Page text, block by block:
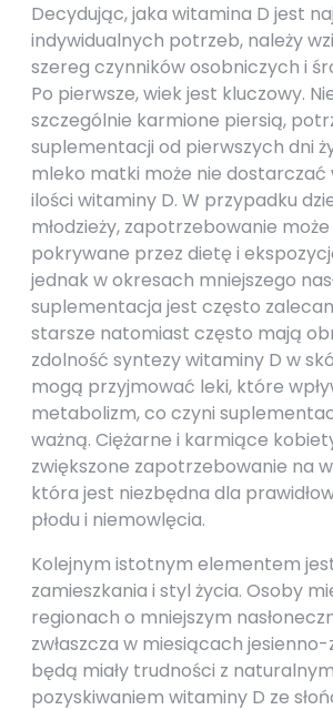
Decydując, jaka witamina D jest
indywidualnych potrzeb, należy
szereg czynników osobniczych i
Po pierwsze, wiek jest kluczowy.
szczególnie karmione piersią,
suplementacji od pierwszych dni
mleko matki może nie
ilości witaminy D. W przypadku
młodzieży, zapotrzebowanie
pokrywane przez dietę i
jednak w okresach mniejszego
suplementacja jest często
starsze natomiast często mają
zdolność syntezy witaminy D w
mogą przyjmować leki, które
metabolizm, co czyni
ważną. Ciężarne i karmiące
zwiększone zapotrzebowanie na
która jest niezbędna dla
płodu i niemowlęcia.
Kolejnym istotnym elementem
zamieszkania i styl życia. Osoby
regionach o mniejszym
zwłaszcza w miesiącach
będą miały trudności z naturalnym
pozyskiwaniem witaminy D ze